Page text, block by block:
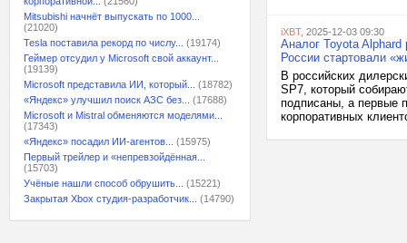
Mitsubishi начнёт выпускать по 1000...
(21020)
Tesla поставила рекорд по числу...
(19174)
Геймер отсудил у Microsoft свой аккаунт...
(19139)
Microsoft представила ИИ, который...
(18782)
«Яндекс» улучшил поиск АЗС без...
(17688)
Microsoft и Mistral обменяются моделями...
(17343)
«Яндекс» посадил ИИ-агентов...
(15975)
Первый трейлер и «непревзойдённая...
(15703)
Учёные нашли способ обрушить...
(15221)
Закрытая Xbox студия-разработчик...
(14790)
iXBT, 2025-12-03 09:30
Аналог Toyota
России стартовали
В российских
SP7, который
подписаны, а первые
корпоративных